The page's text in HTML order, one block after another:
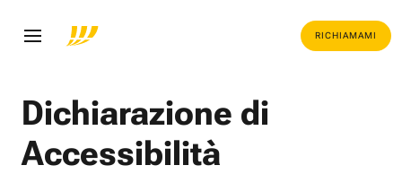
RICHIAMAMI
Dichiarazione di
Accessibilità